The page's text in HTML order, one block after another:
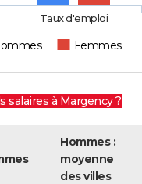
Femmes
Taux d'emploi
salaires à Margency ?
Hommes :
moyenne
des villes